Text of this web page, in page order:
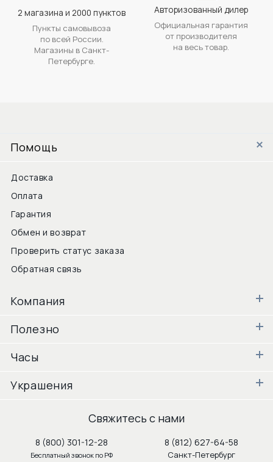
2 магазина и 2000 пунктов
Пункты самовывоза
по всей России.
Магазины в Санкт-
Петербурге.
Авторизованный дилер
Официальная гарантия
от производителя
на весь товар.
Помощь
Доставка
Оплата
Гарантия
Обмен и возврат
Проверить статус заказа
Обратная связь
Компания
Полезно
Часы
Украшения
Свяжитесь с нами
8 (800) 301-12-28
Бесплатный звонок по РФ
8 (812) 627-64-58
Санкт-Петербург